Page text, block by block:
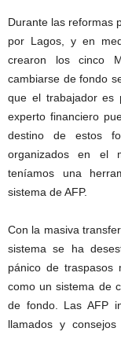
Durante las reformas
por Lagos, y en
crearon los cinco
cambiarse de fondo
que el trabajador es
experto financiero
destino de estos
organizados en el
teníamos una
sistema de AFP.
Con la masiva
sistema se ha
pánico de traspasos
como un sistema de
de fondo. Las AFP
llamados y